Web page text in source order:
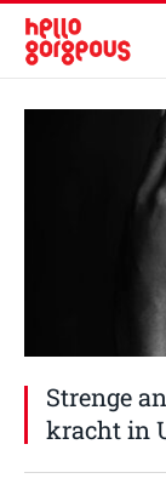
Strenge
kracht in